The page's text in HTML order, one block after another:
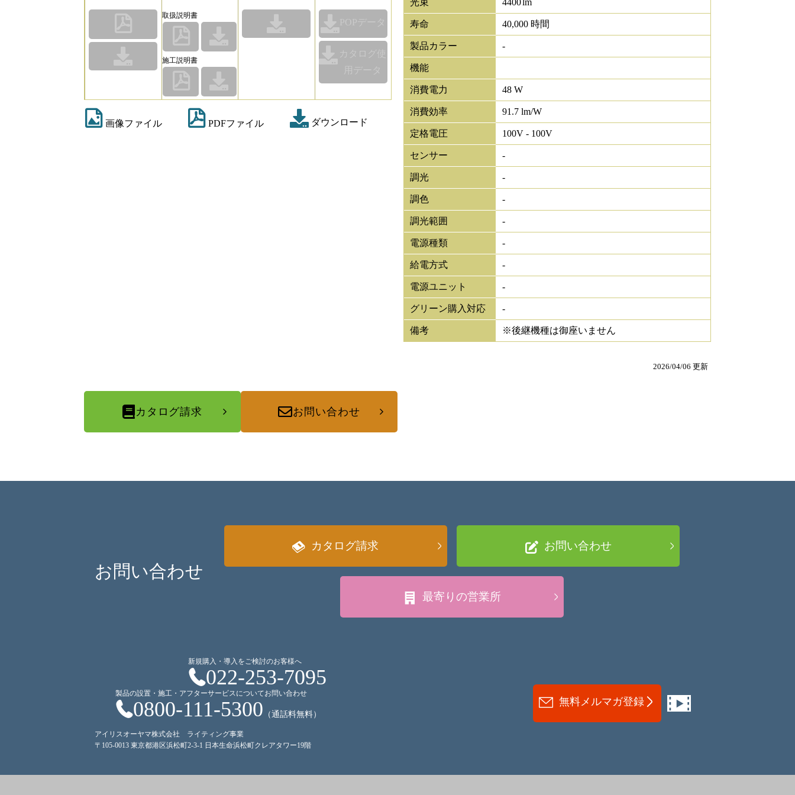
取扱説明書
施工説明書
POPデータ
カタログ使
用データ
画像ファイル PDFファイル ダウンロード
光束 4400 lm
寿命 40,000 時間
製品カラー -
機能
消費電力 48 W
消費効率 91.7 lm/W
定格電圧 100V - 100V
センサー -
調光 -
調色 -
調光範囲 -
電源種類 -
給電方式 -
電源ユニット -
グリーン購入対応 -
備考 ※後継機種は御座いません
2026/04/06 更新
カタログ請求 お問い合わせ
お問い合わせ
カタログ請求 お問い合わせ
最寄りの営業所
新規購入・導入をご検討のお客様へ
022-253-7095
製品の設置・施工・アフターサービスについてお問い合わせ
0800-111-5300 （通話料無料）
アイリスオーヤマ株式会社 ライティング事業
〒105-0013 東京都港区浜松町2-3-1 日本生命浜松町クレアタワー19階
無料メルマガ登録